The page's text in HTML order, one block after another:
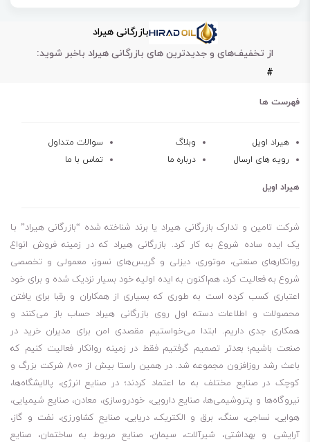
این روغن به دلیل مواد افزودنی ویژه‌ از پایداری اکسیداسیون و پایداری برشی
بالایی برخوردار است.
مقاومت خوب در برابر اکسیداسیون
پایداری برشی عالی
محافظت از قطعات در برابر سایش
محافظت از قطعات در برابر خوردگی و زنگ زدگی
برای کسانی که می‌پرسند روغن بهران سوپر پیشتاز 10/40 چند لیتری است،
باید بگویم مظروف 208 لیتری این روغن موجود است. لطفا توجه داشته
موجود هست یا نه، باید با شماره‌هایی که در سایت قرار دادیم، تماس بگیرید.
208 لیتری
روغن بهران سوپر پیشتاز 20/50
روغن بهران سوپر پیشتاز 10/40
روغن بهران سوپر پیشتاز ++10/40
مشخصات
گرانروی
شاخص
نقطه
نقطه
دانسیته در قليایيت
بازرگانی هیراد
از تخفیف‌های و جدیدترین های بازرگانی هیراد باخبر شوید:
#
فهرست ها
هیراد اویل وبلاگ
سوالات متداول
رویه های ارسال
درباره ما تماس با ما
هیراد اویل
شرکت تامین و تدارک بازرگانی هیراد یا برند شناخته شده “بازرگانی هیراد” بـا
یک ایده ساده شروع به کار کرد. بازرگانی هیراد که در زمینه فروش انواع
روانکارهای صنعتی، موتوری، دیزلی و گریس‌های نسوز، معمولی و تخصصی
شروع به فعالیت کرد، هم‌اکنون به ایده اولیه خود بسیار نزدیک شده و برای خود
اعتباری کسب کرده است به طوری که بسیاری از همکاران و رقبا برای یافتن
محصولات و اطلاعات دسته اول روی بازرگانی هیراد حساب باز می‌کنند و
همکاری جدی داریم. ابتدا می‌خواستیم مقصدی امن برای مدیران خرید در
صنعت باشیم؛ بعدتر تصمیم گرفتیم فقط در زمینه روانکار فعالیت کنیم که
باعث رشد روزافزون مجموعه شد. در همین راستا بیش از 800 شرکت بزرگ و
کوچک در صنایع مختلف به ما اعتماد کردند؛ در صنایع انرژی، پالایشگاه‌ها،
نیروگاه‌ها و پتروشیمی‌ها، صنایع دارویی، خودروسازی، معادن، صنایع شیمیایی،
هوایی، نساجی، سنگ، برق و الکتریک، دریایی، صنایع کشاورزی، نفت و گاز،
آرایشی و بهداشتی، شیرآلات، سیمان، صنایع مربوط به ساختمان، صنایع